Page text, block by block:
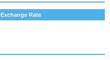
Rate